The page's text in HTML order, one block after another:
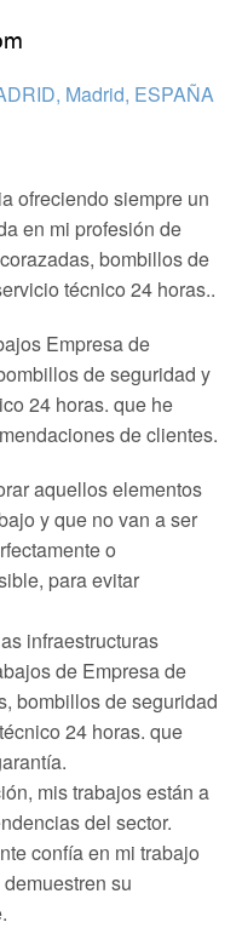
Madrid, ESPAÑA
ofreciendo siempre un
en mi profesión de
bombillos de
técnico 24 horas..
Empresa de
de seguridad y
24 horas. que he
de clientes.
aquellos elementos
y que no van a ser
o
para evitar
infraestructuras
de Empresa de
bombillos de seguridad
24 horas. que
mis trabajos están a
del sector.
confía en mi trabajo
su